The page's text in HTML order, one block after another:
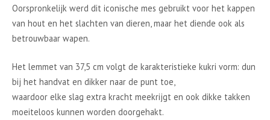
Oorspronkelijk werd dit iconische mes gebruikt voor het kappen
van hout en het slachten van dieren, maar het diende ook als
betrouwbaar wapen.
Het lemmet van 37,5 cm volgt de karakteristieke kukri vorm: dun
bij het handvat en dikker naar de punt toe,
waardoor elke slag extra kracht meekrijgt en ook dikke takken
moeiteloos kunnen worden doorgehakt.